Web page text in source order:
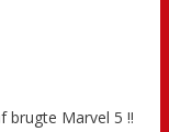
brugte Marvel 5 !!